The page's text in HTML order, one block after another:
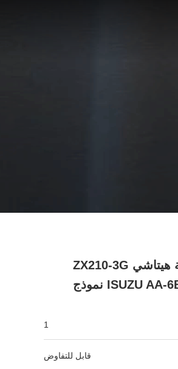
حالة جيدة 21100KG يد ثانية هيتاشي ZX210-3G
1
قابل للتفاوض